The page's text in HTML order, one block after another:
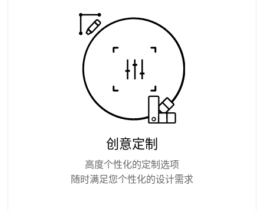
创意定制
高度个性化的定制选项
随时满足您个性化的设计需求